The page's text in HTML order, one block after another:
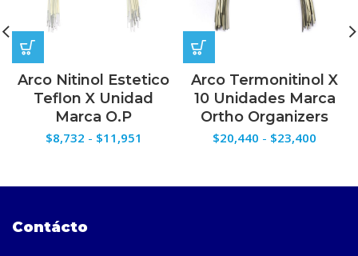
Arco Nitinol Estetico
Teflon X Unidad
Marca O.P
$8,732 - $11,951
desde
Arco Termonitinol X
10 Unidades Marca
Ortho Organizers
$20,440 - $23,400
desde
Contácto